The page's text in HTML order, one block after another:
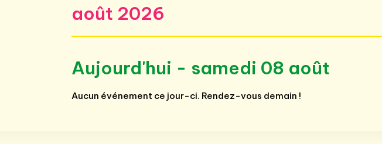
août 2026
Aujourd'hui - samedi 08 août
Aucun événement ce jour-ci. Rendez-vous demain !